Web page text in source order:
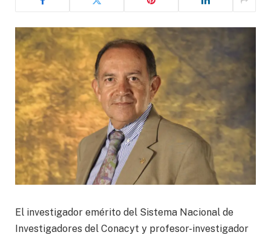
El investigador emérito del Sistema Nacional de
Investigadores del Conacyt y profesor-investigador